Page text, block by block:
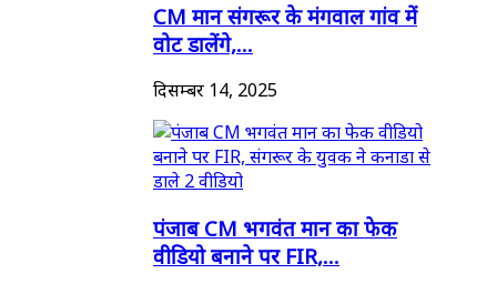
CM मान संगरूर के मंगवाल गांव में
वोट डालेंगे,...
दिसम्बर 14, 2025
पंजाब CM भगवंत मान का फेक
वीडियो बनाने पर FIR,...